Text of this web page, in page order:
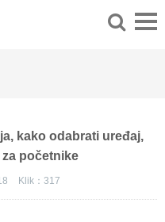
kako odabrati uređaj,
početnike
Klik： 317